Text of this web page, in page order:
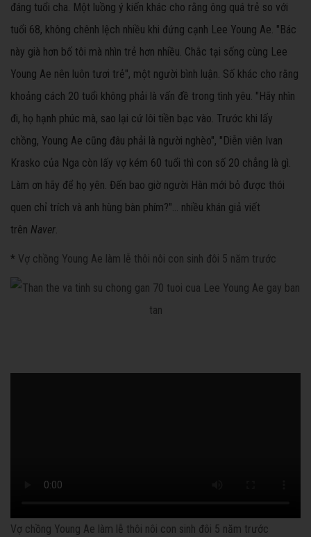
đáng tuổi cha. Một luồng ý kiến khác cho rằng ông quá trẻ so với
tuổi 68, không chênh lệch nhiều khi đứng cạnh Lee Young Ae. "Bác
này già hơn bố tôi mà nhìn trẻ hơn nhiều. Chắc tại sống cùng Lee
Young Ae nên luôn tươi trẻ", một người bình luận. Số khác cho rằng
khoảng cách 20 tuổi không phải là vấn đề trong tình yêu. "Hãy nhìn
đi, họ hạnh phúc mà, sao lại cứ lôi tiền bạc vào. Trước khi lấy
chồng, Young Ae cũng đâu phải là người nghèo", "Diễn viên Ivan
Krasko của Nga còn lấy vợ kém 60 tuổi thì con số 20 chẳng là gì.
Làm ơn hãy để họ yên. Đến bao giờ người Hàn mới bỏ được thói
quen chỉ trích và anh hùng bàn phím?"... nhiều khán giả viết
trên Naver.
* Vợ chồng Young Ae làm lễ thôi nôi con sinh đôi 5 năm trước
Vợ chồng Young Ae làm lễ thôi nôi con sinh đôi 5 năm trước